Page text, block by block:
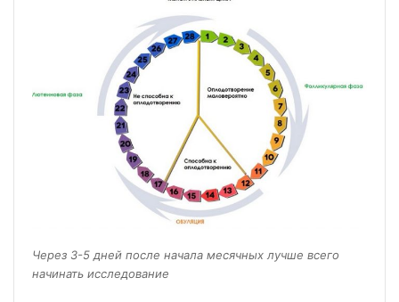
Через 3-5 дней после начала месячных лучше всего
начинать исследование